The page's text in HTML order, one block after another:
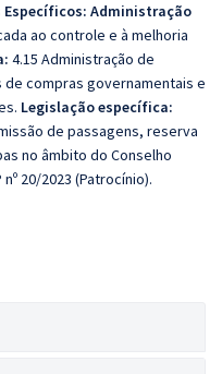
Específicos: Administração
ao controle e à melhoria
4.15 Administração de
de compras governamentais e
Legislação específica:
de passagens, reserva
no âmbito do Conselho
20/2023 (Patrocínio).